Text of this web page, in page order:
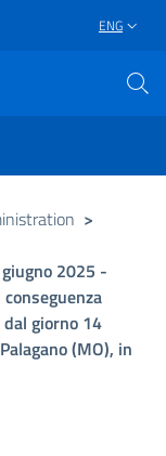
ENG
>
2025 -
giorno 14
(MO), in